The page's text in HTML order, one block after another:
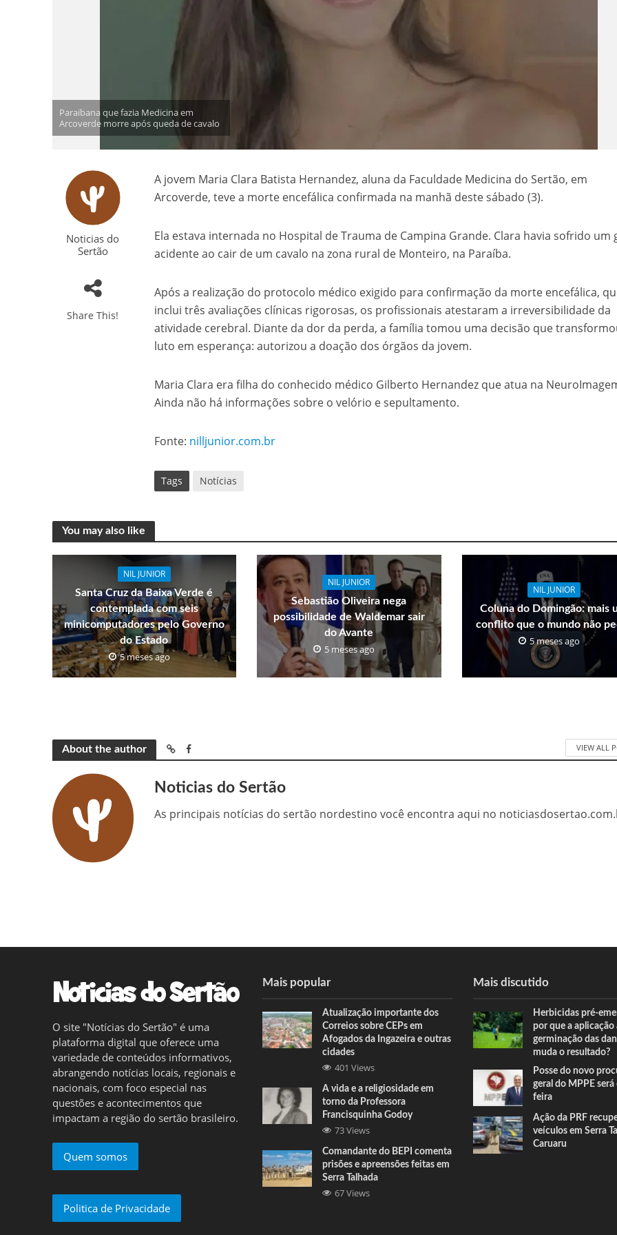
Paraibana que fazia Medicina em
Arcoverde morre após queda de cavalo
Noticias do
Sertão
Share This!
A jovem Maria Clara Batista Hernandez, aluna da Faculdade Medicina do Sertão, em
Arcoverde, teve a morte encefálica confirmada na manhã deste sábado (3).
Ela estava internada no Hospital de Trauma de Campina Grande. Clara havia sofrido um
acidente ao cair de um cavalo na zona rural de Monteiro, na Paraíba.
Após a realização do protocolo médico exigido para confirmação da morte encefálica,
inclui três avaliações clínicas rigorosas, os profissionais atestaram a irreversibilidade da
atividade cerebral. Diante da dor da perda, a família tomou uma decisão que
luto em esperança: autorizou a doação dos órgãos da jovem.
Maria Clara era filha do conhecido médico Gilberto Hernandez que atua na
Ainda não há informações sobre o velório e sepultamento.
Fonte: nilljunior.com.br
Tags Notícias
You may also like
NIL JUNIOR
Santa Cruz da Baixa Verde é
contemplada com seis
minicomputadores pelo Governo
do Estado
5 meses ago
NIL JUNIOR
Sebastião Oliveira nega
possibilidade de Waldemar sair
do Avante
5 meses ago
NIL JUNIOR
Coluna do Domingão: mais
conflito que o mundo não
5 meses ago
About the author VIEW ALL
Noticias do Sertão
As principais notícias do sertão nordestino você encontra aqui no
O site "Notícias do Sertão" é uma
plataforma digital que oferece uma
variedade de conteúdos informativos,
abrangendo notícias locais, regionais e
nacionais, com foco especial nas
questões e acontecimentos que
impactam a região do sertão brasileiro.
Quem somos
Politica de Privacidade
Mais popular
Atualização importante dos
Correios sobre CEPs em
Afogados da Ingazeira e outras
cidades
401 Views
A vida e a religiosidade em
torno da Professora
Francisquinha Godoy
73 Views
Comandante do BEPI comenta
prisões e apreensões feitas em
Serra Talhada
67 Views
Mais discutido
Herbicidas pré-
por que a aplicação
germinação das
muda o resultado?
Posse do novo
geral do MPPE
feira
Ação da PRF
veículos em Serra
Caruaru